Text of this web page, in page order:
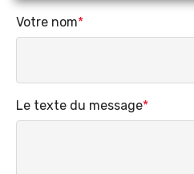
Votre nom*
Le texte du message*